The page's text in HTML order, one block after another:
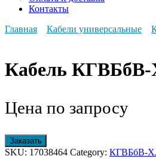
Контакты
Главная
Кабели универсальные
Кабель КГВБбВ-
Цена по запросу
Заказать
SKU: 17038464 Category: КГВБбВ-